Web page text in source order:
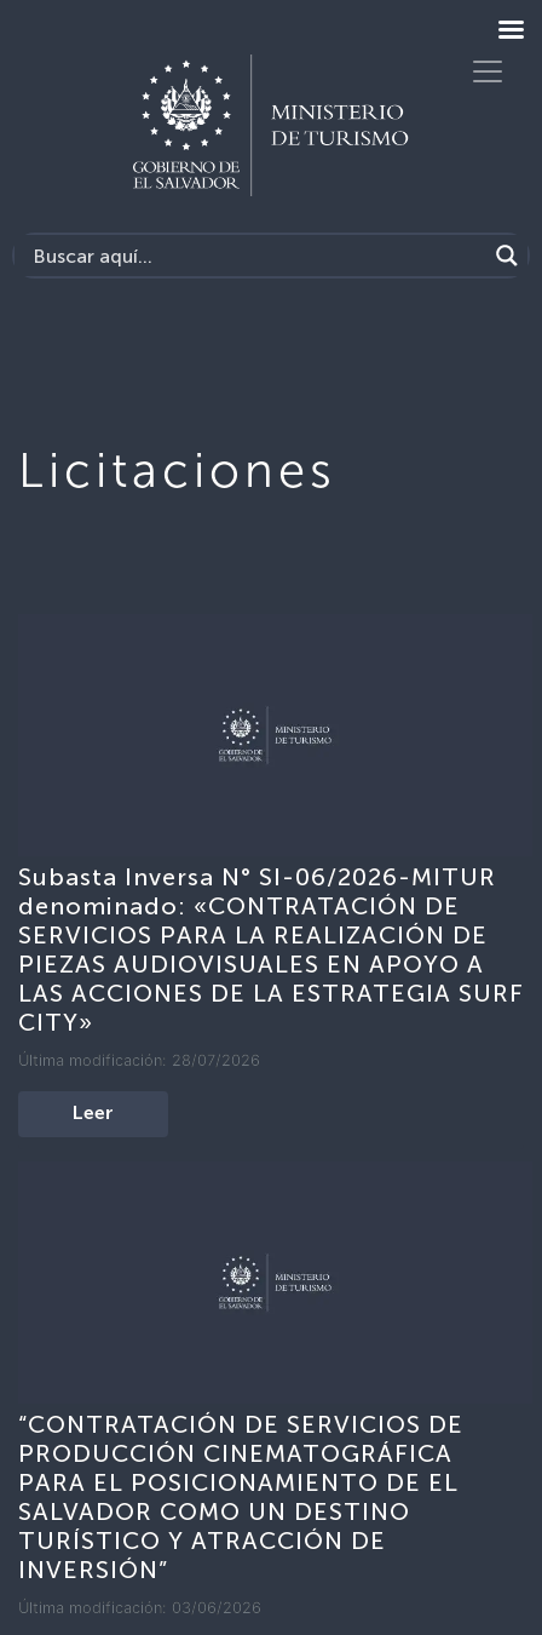
Licitaciones
Subasta Inversa N° SI-06/2026-MITUR
denominado: «CONTRATACIÓN DE
SERVICIOS PARA LA REALIZACIÓN DE
PIEZAS AUDIOVISUALES EN APOYO A
LAS ACCIONES DE LA ESTRATEGIA SURF
CITY»
Última modificación: 28/07/2026
Leer
“CONTRATACIÓN DE SERVICIOS DE
PRODUCCIÓN CINEMATOGRÁFICA
PARA EL POSICIONAMIENTO DE EL
SALVADOR COMO UN DESTINO
TURÍSTICO Y ATRACCIÓN DE
INVERSIÓN”
Última modificación: 03/06/2026